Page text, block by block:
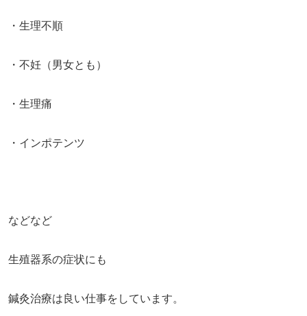
・生理不順
・不妊（男女とも）
・生理痛
・インポテンツ
などなど
生殖器系の症状にも
鍼灸治療は良い仕事をしています。